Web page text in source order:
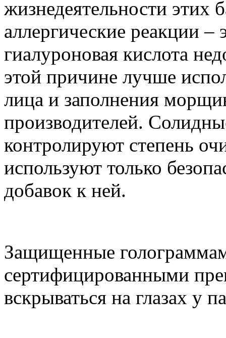
жизнедеятельности этих
аллергические реакции –
гиалуроновая кислота
этой причине лучше
лица и заполнения
производителей.
контролируют степень
используют только
добавок к ней.
Защищенные
сертифицированными
вскрываться на глазах у